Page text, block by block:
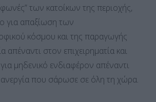
των κατοίκων της περιοχής,
για απαξίωση των
κόσμου και της παραγωγής
απέναντι στον επιχειρηματία και
μηδενικό ενδιαφέρον απέναντι
ανεργία που σάρωσε σε όλη τη χώρα.